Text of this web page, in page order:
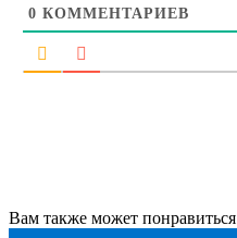
0 КОММЕНТАРИЕВ
Вам также может понравиться